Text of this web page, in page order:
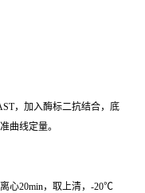
，加入酶标二抗结合，底
曲线定量。
心20min，取上清，-20℃